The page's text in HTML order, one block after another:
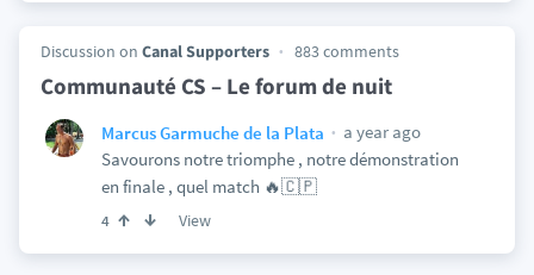
Discussion on Canal Supporters 883 comments
Communauté CS – Le forum de nuit
Marcus Garmuche de la Plata
a year ago
Savourons notre triomphe , notre démonstration
en finale , quel match 🔥🇨🇵
4 View